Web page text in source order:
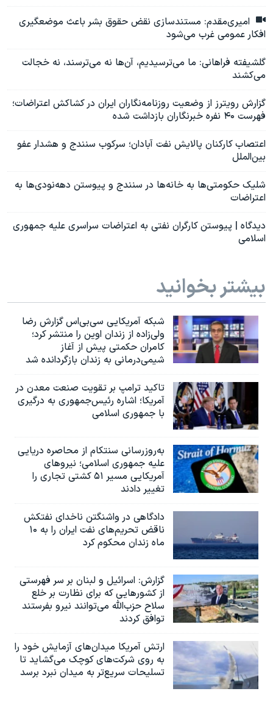
امیری‌مقدم: مستندسازی نقض حقوق بشر باعث موضعگیری
افکار عمومی غرب می‌شود
گلشیفته فراهانی: ما می‌ترسیدیم، آن‌ها نه می‌ترسند، نه خجالت
می‌کشند
گزارش رویترز از وضعیت روزنامه‌نگاران ایران در کشاکش اعتراضات؛
فهرست ۴۰ نفره خبرنگاران بازداشت شده
اعتصاب کارکنان پالایش نفت آبادان؛ سرکوب سنندج و هشدار عفو
بین‌الملل
شلیک حکومتی‌ها به خانه‌ها در سنندج و پیوستن دهه‌نودی‌ها به
اعتراضات
دیدگاه | پیوستن کارگران نفتی به اعتراضات سراسری علیه جمهوری
اسلامی
بیشتر بخوانید
شبکه آمریکایی سی‌بی‌‌اس گزارش رضا
ولی‌زاده از زندان اوین را منتشر کرد؛
کامران حکمتی پیش از آغاز
شیمی‌درمانی به زندان بازگردانده شد
تاکید ترامپ بر تقویت صنعت معدن در
آمریکا؛ اشاره رئیس‌جمهوری به درگیری
با جمهوری اسلامی
به‌روزرسانی سنتکام از محاصره دریایی
علیه جمهوری اسلامی؛ نیروهای
آمریکایی مسیر ۵۱ کشتی تجاری را
تغییر دادند
دادگاهی در واشنگتن ناخدای نفتکش
ناقض تحریم‌های نفت ایران را به ۱۰
ماه زندان محکوم کرد
گزارش‌: اسرائيل و لبنان بر سر فهرستی
از کشورهایی که برای نظارت بر خلع
سلاح حزب‌الله می‌توانند نیرو بفرستند
توافق کردند
ارتش آمریکا میدان‌های آزمایش خود را
به روی شرکت‌های کوچک می‌گشاید تا
تسلیحات سریع‌تر به میدان نبرد برسد